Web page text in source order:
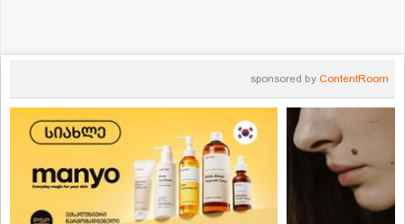
sponsored by ContentRoom